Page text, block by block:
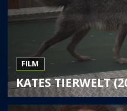
FILM
KATES TIERWELT